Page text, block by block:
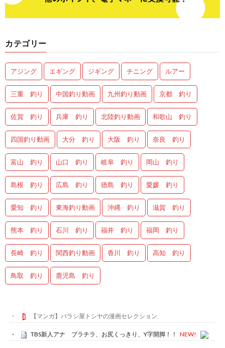
カテゴリー
アジング エギング ジギング チニング ルアー
三重 釣り 中国釣り動画 九州釣り動画 京都 釣り
佐賀 釣り 兵庫 釣り 北陸釣り動画 和歌山 釣り
四国釣り動画 大分 釣り 大阪 釣り 奈良 釣り
富山 釣り 山口 釣り 岐阜 釣り 岡山 釣り
島根 釣り 広島 釣り 徳島 釣り 愛媛 釣り
愛知 釣り 東海釣り動画 沖縄 釣り 滋賀 釣り
熊本 釣り 石川 釣り 福井 釣り 福岡 釣り
長崎 釣り 関西釣り動画 香川 釣り 高知 釣り
鳥取 釣り 鹿児島 釣り
【マンガ】バラシ屋トシヤの漫画セレクション
TBS新人アナ ブラチラ、お尻くっきり、Y字開脚！！ NEW!